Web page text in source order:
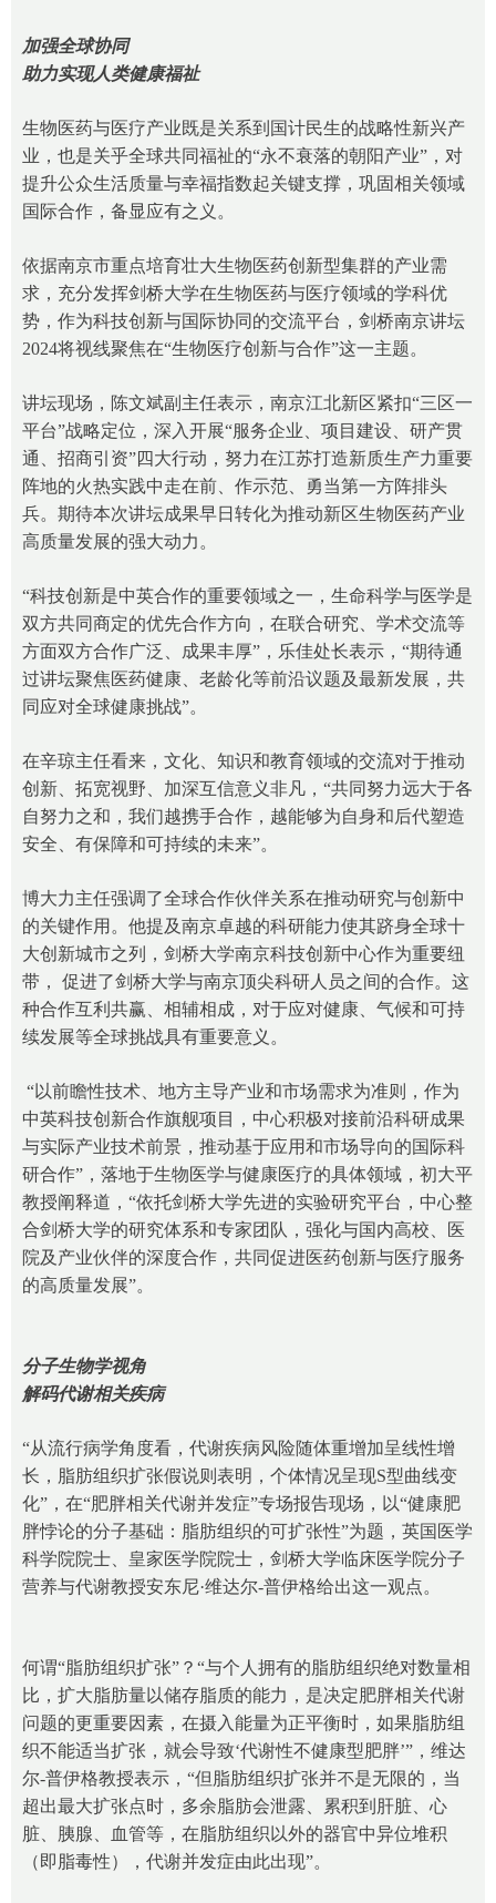
加强全球协同
助力实现人类健康福祉
生物医药与医疗产业既是关系到国计民生的战略性新兴产
业，也是关乎全球共同福祉的“永不衰落的朝阳产业”，对
提升公众生活质量与幸福指数起关键支撑，巩固相关领域
国际合作，备显应有之义。
依据南京市重点培育壮大生物医药创新型集群的产业需
求，充分发挥剑桥大学在生物医药与医疗领域的学科优
势，作为科技创新与国际协同的交流平台，剑桥南京讲坛
2024将视线聚焦在“生物医疗创新与合作”这一主题。
讲坛现场，陈文斌副主任表示，南京江北新区紧扣“三区一
平台”战略定位，深入开展“服务企业、项目建设、研产贯
通、招商引资”四大行动，努力在江苏打造新质生产力重要
阵地的火热实践中走在前、作示范、勇当第一方阵排头
兵。期待本次讲坛成果早日转化为推动新区生物医药产业
高质量发展的强大动力。
“科技创新是中英合作的重要领域之一，生命科学与医学是
双方共同商定的优先合作方向，在联合研究、学术交流等
方面双方合作广泛、成果丰厚”，乐佳处长表示，“期待通
过讲坛聚焦医药健康、老龄化等前沿议题及最新发展，共
同应对全球健康挑战”。
在辛琼主任看来，文化、知识和教育领域的交流对于推动
创新、拓宽视野、加深互信意义非凡，“共同努力远大于各
自努力之和，我们越携手合作，越能够为自身和后代塑造
安全、有保障和可持续的未来”。
博大力主任强调了全球合作伙伴关系在推动研究与创新中
的关键作用。他提及南京卓越的科研能力使其跻身全球十
大创新城市之列，剑桥大学南京科技创新中心作为重要纽
带， 促进了剑桥大学与南京顶尖科研人员之间的合作。这
种合作互利共赢、相辅相成，对于应对健康、气候和可持
续发展等全球挑战具有重要意义。
“以前瞻性技术、地方主导产业和市场需求为准则，作为
中英科技创新合作旗舰项目，中心积极对接前沿科研成果
与实际产业技术前景，推动基于应用和市场导向的国际科
研合作”，落地于生物医学与健康医疗的具体领域，初大平
教授阐释道，“依托剑桥大学先进的实验研究平台，中心整
合剑桥大学的研究体系和专家团队，强化与国内高校、医
院及产业伙伴的深度合作，共同促进医药创新与医疗服务
的高质量发展”。
分子生物学视角
解码代谢相关疾病
“从流行病学角度看，代谢疾病风险随体重增加呈线性增
长，脂肪组织扩张假说则表明，个体情况呈现S型曲线变
化”，在“肥胖相关代谢并发症”专场报告现场，以“健康肥
胖悖论的分子基础：脂肪组织的可扩张性”为题，英国医学
科学院院士、皇家医学院院士，剑桥大学临床医学院分子
营养与代谢教授安东尼·维达尔-普伊格给出这一观点。
何谓“脂肪组织扩张”？“与个人拥有的脂肪组织绝对数量相
比，扩大脂肪量以储存脂质的能力，是决定肥胖相关代谢
问题的更重要因素，在摄入能量为正平衡时，如果脂肪组
织不能适当扩张，就会导致‘代谢性不健康型肥胖’”，维达
尔-普伊格教授表示，“但脂肪组织扩张并不是无限的，当
超出最大扩张点时，多余脂肪会泄露、累积到肝脏、心
脏、胰腺、血管等，在脂肪组织以外的器官中异位堆积
（即脂毒性），代谢并发症由此出现”。